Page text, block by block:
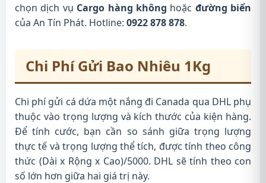
chọn dịch vụ Cargo hàng không hoặc đường biển
của An Tín Phát. Hotline: 0922 878 878.
Chi Phí Gửi Bao Nhiêu 1Kg
Chi phí gửi cá dứa một nắng đi Canada qua DHL phụ
thuộc vào trọng lượng và kích thước của kiện hàng.
Để tính cước, bạn cần so sánh giữa trọng lượng
thực tế và trọng lượng thể tích, được tính theo công
thức (Dài x Rộng x Cao)/5000. DHL sẽ tính theo con
số lớn hơn giữa hai giá trị này.